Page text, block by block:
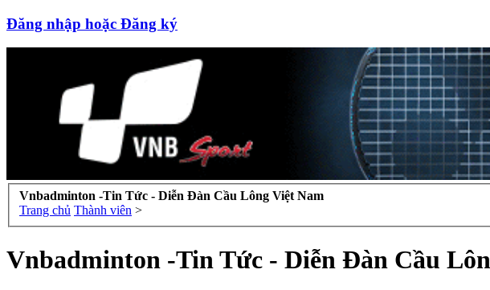
Đăng nhập hoặc Đăng ký
Vnbadminton -Tin Tức - Diễn Đàn Cầu Lông Việt Nam
Trang chủ Thành viên >
Vnbadminton -Tin Tức - Diễn Đàn Cầu